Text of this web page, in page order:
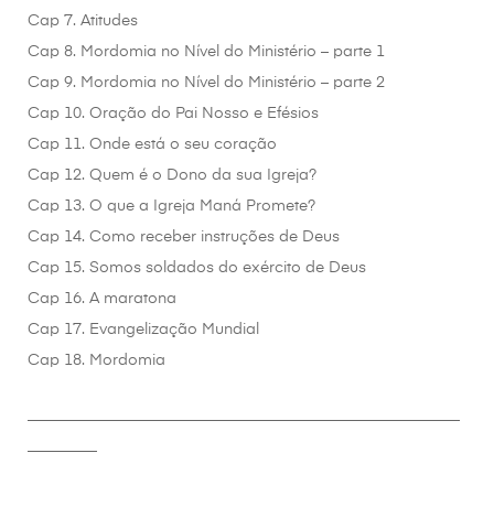
Cap 7. Atitudes
Cap 8. Mordomia no Nível do Ministério – parte 1
Cap 9. Mordomia no Nível do Ministério – parte 2
Cap 10. Oração do Pai Nosso e Efésios
Cap 11. Onde está o seu coração
Cap 12. Quem é o Dono da sua Igreja?
Cap 13. O que a Igreja Maná Promete?
Cap 14. Como receber instruções de Deus
Cap 15. Somos soldados do exército de Deus
Cap 16. A maratona
Cap 17. Evangelização Mundial
Cap 18. Mordomia